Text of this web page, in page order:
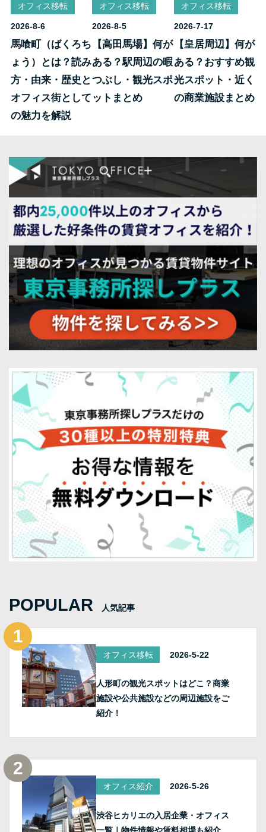
オフィス移転
2026-8-6
馬喰町（ばくろち
ょう）とは？読み
方・由来・歴史と
オフィス街として
の魅力を解説
オフィス移転
2026-8-5
【高田馬場】何が
ある？駅周辺の暇
つぶし・観光スポ
ットまとめ
オフィス移転
2026-7-17
【皇居周辺】何が
ある？おすすめ観
光スポット・近く
の商業施設まとめ
POPULAR 人気記事
オフィス移転 2026-5-22
人形町の観光スポットはどこ？商業
施設や公共施設などの周辺施設をご
紹介！
オフィス紹介 2026-5-26
渋谷ヒカリエの入居企業・オフィス